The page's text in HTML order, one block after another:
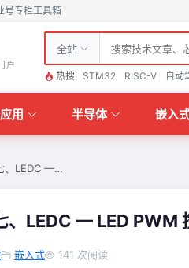
号专栏工具箱
户
全站
热搜: STM32 RISC-V 自动
用 半导体 嵌入
、LEDC —…
LEDC — LED PWM
嵌入式 141 次阅读